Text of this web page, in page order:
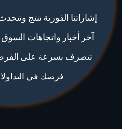
إشاراتنا الفورية تنتج
آخر أخبار واتجاهات السوق
تتصرف بسرعة على الفرص
فرصك في